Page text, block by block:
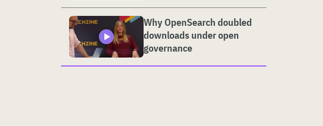
Why OpenSearch doubled
downloads under open
governance